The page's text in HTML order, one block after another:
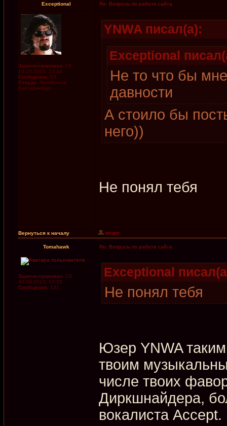
Exceptional Re: Вопросы по работе сайта
Зарегистрирован: Сб
10.10.2015, 13:44
Сообщения: 63
Откуда: Челябинск/
Екатеринбург
YNWA писал(а):
Exceptional
Не то что бы
давности
А стоило бы
него))
Не понял тебя
Вернуться к началу
Tomahawk Re: Вопросы по работе сайта
Зарегистрирован: Сб
30.03.2013, 13:35
Сообщения: 131
Exceptional
Не понял тебя
Юзер YNWA
твоим
числе твоих
Диркшнайдера,
вокалиста Accept.